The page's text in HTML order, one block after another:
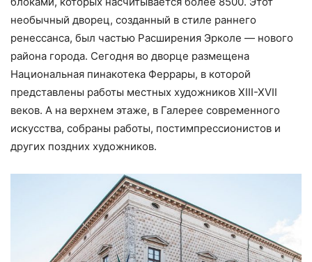
необычный дворец, созданный в стиле раннего
ренессанса, был частью Расширения Эрколе — нового
района города. Сегодня во дворце размещена
Национальная пинакотека Феррары, в которой
представлены работы местных художников XIII-XVII
веков. А на верхнем этаже, в Галерее современного
искусства, собраны работы, постимпрессионистов и
других поздних художников.